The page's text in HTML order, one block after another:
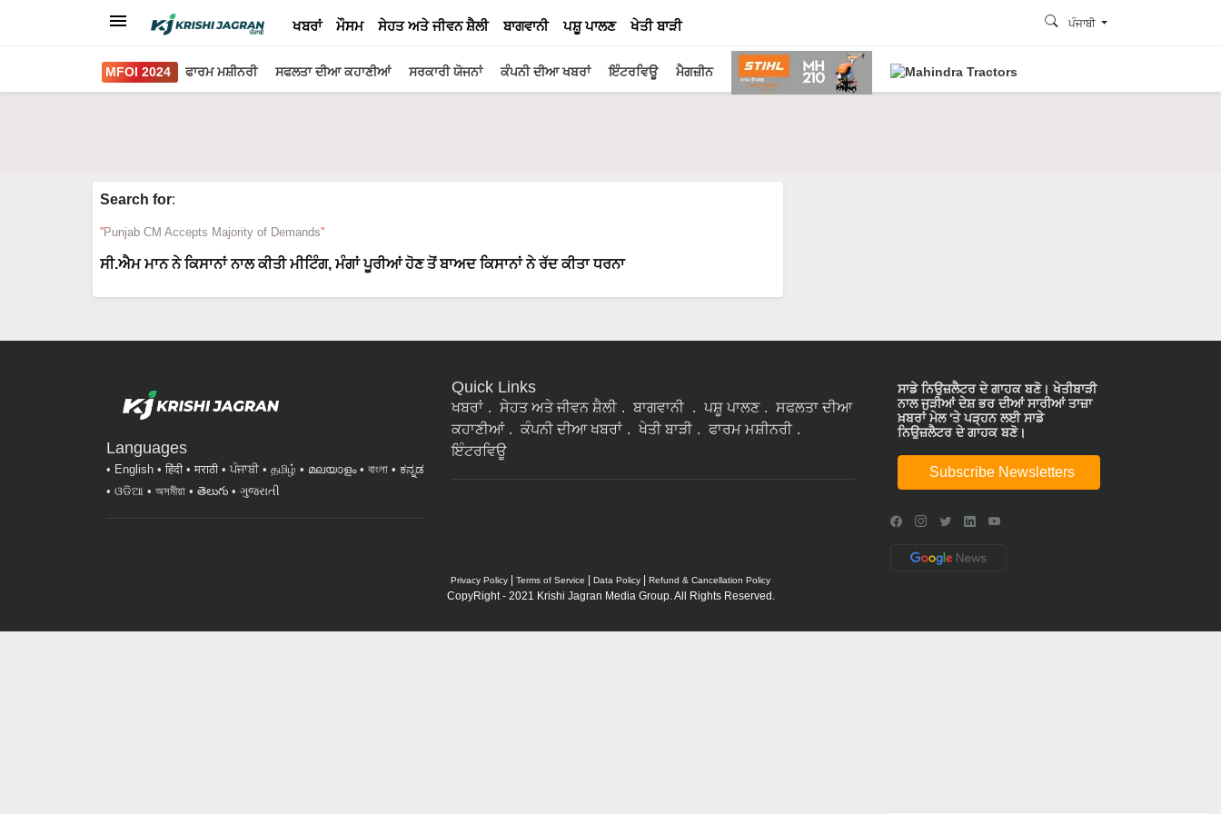
ਖਬਰਾਂ ਮੌਸਮ ਸੇਹਤ ਅਤੇ ਜੀਵਨ ਸ਼ੈਲੀ ਬਾਗਵਾਨੀ ਪਸ਼ੂ ਪਾਲਣ ਖੇਤੀ ਬਾੜੀ ਪੰਜਾਬੀ
MFOI 2024 ਫਾਰਮ ਮਸ਼ੀਨਰੀ ਸਫਲਤਾ ਦੀਆ ਕਹਾਣੀਆਂ ਸਰਕਾਰੀ ਯੋਜਨਾਂ ਕੰਪਨੀ ਦੀਆ ਖਬਰਾਂ ਇੰਟਰਵਿਊ ਮੈਗਜ਼ੀਨ
Search for:
Punjab CM Accepts Majority of Demands
ਸੀ.ਐਮ ਮਾਨ ਨੇ ਕਿਸਾਨਾਂ ਨਾਲ ਕੀਤੀ ਮੀਟਿੰਗ, ਮੰਗਾਂ ਪੂਰੀਆਂ ਹੋਣ ਤੋਂ ਬਾਅਦ ਕਿਸਾਨਾਂ ਨੇ ਰੱਦ ਕੀਤਾ ਧਰਨਾ
Languages
English हिंदी मराठी ਪੰਜਾਬੀ தமிழ் മലയാളം বাংলা
ಕನ್ನಡ
ଓଡିଆ
অসমীয়া తెలుగు ગુજરાતી
Quick Links
ਖਬਰਾਂ ਸੇਹਤ ਅਤੇ ਜੀਵਨ ਸ਼ੈਲੀ ਬਾਗਵਾਨੀ ਪਸ਼ੂ ਪਾਲਣ
ਸਫਲਤਾ ਦੀਆ
ਕਹਾਣੀਆਂ
ਕੰਪਨੀ ਦੀਆ ਖਬਰਾਂ ਖੇਤੀ ਬਾੜੀ
ਫਾਰਮ ਮਸ਼ੀਨਰੀ
ਇੰਟਰਵਿਊ
ਸਾਡੇ ਨਿਉਜ਼ਲੈਟਰ ਦੇ ਗਾਹਕ ਬਣੋ। ਖੇਤੀਬਾੜੀ
ਨਾਲ ਜੁੜੀਆਂ ਦੇਸ਼ ਭਰ ਦੀਆਂ ਸਾਰੀਆਂ ਤਾਜ਼ਾ
ਖ਼ਬਰਾਂ ਮੇਲ 'ਤੇ ਪੜ੍ਹਨ ਲਈ ਸਾਡੇ
ਨਿਉਜ਼ਲੈਟਰ ਦੇ ਗਾਹਕ ਬਣੋ।
Subscribe Newsletters
Privacy Policy Terms of Service Data Policy Refund & Cancellation Policy
CopyRight - 2021 Krishi Jagran Media Group. All Rights Reserved.